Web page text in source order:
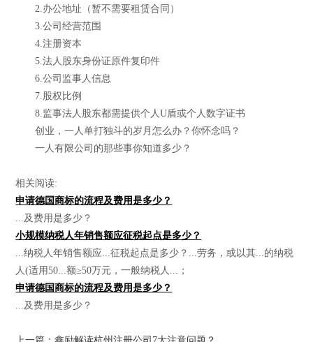
2.办公地址（暂不需要租赁合同）
3.公司经营范围
4.注册资本
5.法人股东身份证原件复印件
6.公司监事人信息
7.股权比例
8.监事法人股东都需提供个人U盾或个人数字证书
创业，一人单打独斗的岁月怎么办？你怀念吗？
一人有限公司的那些事你知道多少？
相关阅读:
申请德国商标的流程及费用是多少？
...及费用是多少？
小规模纳税人年销售额应征税起点是多少？
...纳税人年销售额应...征税起点是多少？...劳务，或以其...的纳税
人(适用50...额≥50万元，一般纳税人...；
申请德国商标的流程及费用是多少？
...及费用是多少？